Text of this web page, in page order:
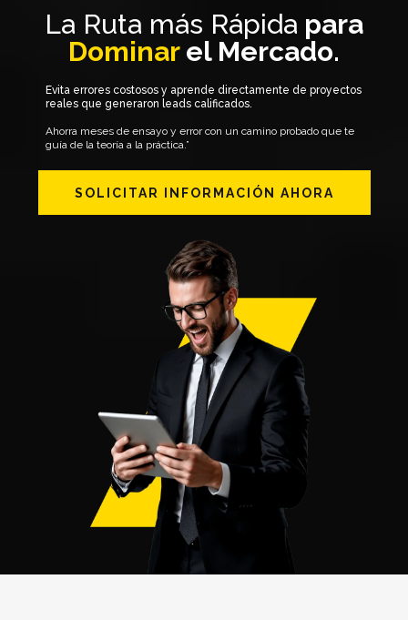
La Ruta más Rápida para
Dominarel Mercado.
Evita errores costosos y aprende directamente de proyectos
reales que generaron leads calificados.
Ahorra meses de ensayo y error con un camino probado que te
guía de la teoría a la práctica.”
SOLICITAR INFORMACIÓN AHORA